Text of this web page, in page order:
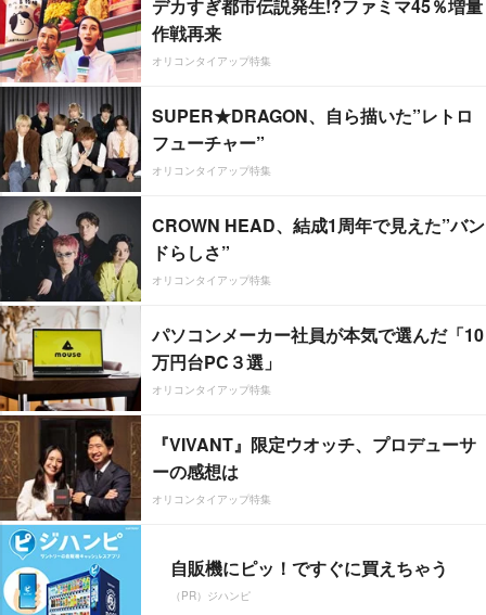
デカすぎ都市伝説発生!?ファミマ45％増量
作戦再来
オリコンタイアップ特集
SUPER★DRAGON、自ら描いた”レトロ
フューチャー”
オリコンタイアップ特集
CROWN HEAD、結成1周年で見えた”バン
ドらしさ”
オリコンタイアップ特集
パソコンメーカー社員が本気で選んだ「10
万円台PC３選」
オリコンタイアップ特集
『VIVANT』限定ウオッチ、プロデューサ
ーの感想は
オリコンタイアップ特集
自販機にピッ！ですぐに買えちゃう
（PR）ジハンピ